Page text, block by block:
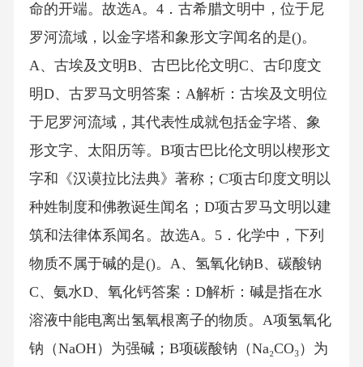
命的开端。故选A。4．古希腊文明中，位于尼
罗河流域，以金字塔和象形文字闻名的是()。
A、古埃及文明B、古巴比伦文明C、古印度文
明D、古罗马文明答案：A解析：古埃及文明位
于尼罗河流域，其代表性成就包括金字塔、象
形文字、太阳历等。B项古巴比伦文明以楔形文
字和《汉谟拉比法典》著称；C项古印度文明以
种姓制度和佛教诞生闻名；D项古罗马文明以建
筑和法律体系闻名。故选A。5．化学中，下列
物质不属于碱的是()。A、氢氧化钠B、碳酸钠
C、氨水D、氧化钙答案：D解析：碱是指在水
溶液中能电离出氢氧根离子的物质。A项氢氧化
钠（NaOH）为强碱；B项碳酸钠（Na₂CO₃）为